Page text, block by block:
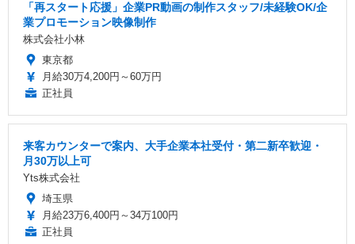
「再スタート応援」企業PR動画の制作スタッフ/未経験OK/企
業プロモーション映像制作
株式会社小林
東京都
月給30万4,200円～60万円
正社員
来客カウンターで案内、大手企業本社受付・第二新卒歓迎・
月30万以上可
Yts株式会社
埼玉県
月給23万6,400円～34万100円
正社員